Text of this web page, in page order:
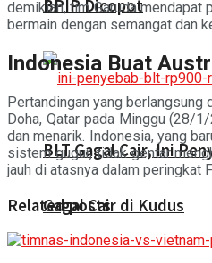
BPIP Dicopot
BLT Gagal Cair, Ini
Gagal Cair di Kudus
demikian, tim Garuda mendapat
bermain dengan semangat dan
Indonesia Buat
Pertandingan yang berlangsung
Doha, Qatar pada Minggu (28/
dan menarik. Indonesia, yang
sistem gugur, tidak gentar
jauh di atasnya dalam peringkat
Related posts